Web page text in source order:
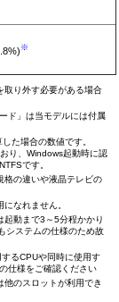
※
り外す必要がある場合
ド」は当モデルには付属
た場合の数値です。
り、Windows起動時に認
です。
の違いや液晶テレビの
なれません。
動まで3～5分程かかり
システムの仕様のため故
るCPUや同時に使用す
仕様をご確認ください
のスロットが利用でき